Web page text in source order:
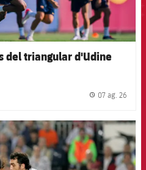
del triangular d'Udine
07 ag. 26
FCB Barcelona badge